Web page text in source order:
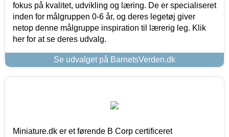
fokus på kvalitet, udvikling og læring. De er specialiseret
inden for målgruppen 0-6 år, og deres legetøj giver
netop denne målgruppe inspiration til lærerig leg. Klik
her for at se deres udvalg.
Se udvalget på BarnetsVerden.dk
Miniature.dk er et førende B Corp certificeret